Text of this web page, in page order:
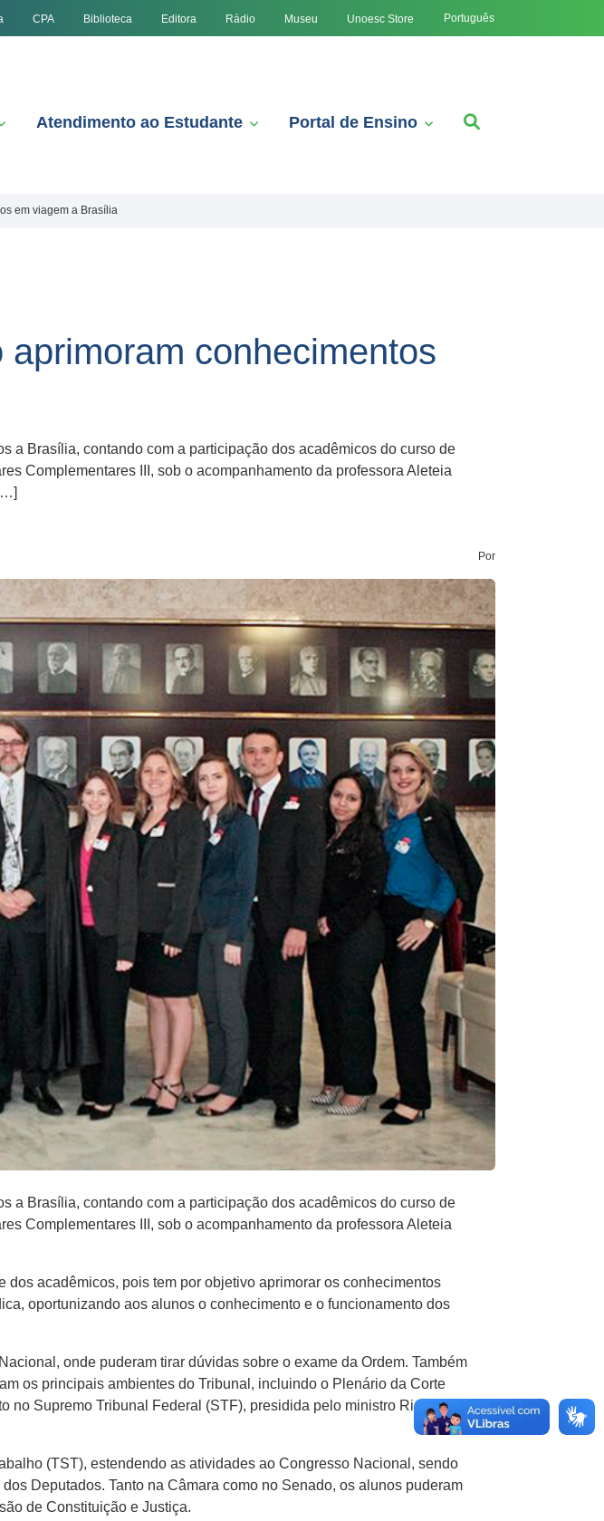
CPA Biblioteca Editora Rádio Museu Unoesc Store Português
Atendimento ao Estudante Portal de Ensino
em viagem a Brasília
conhecimentos
a Brasília, contando com a participação dos acadêmicos do curso de
Complementares III, sob o acompanhamento da professora Aleteia
Por
a Brasília, contando com a participação dos acadêmicos do curso de
Complementares III, sob o acompanhamento da professora Aleteia
acadêmicos, pois tem por objetivo aprimorar os conhecimentos
oportunizando aos alunos o conhecimento e o funcionamento dos
onde puderam tirar dúvidas sobre o exame da Ordem. Também
os principais ambientes do Tribunal, incluindo o Plenário da Corte
no Supremo Tribunal Federal (STF), presidida pelo ministro Ricardo
(TST), estendendo as atividades ao Congresso Nacional, sendo
Deputados. Tanto na Câmara como no Senado, os alunos puderam
de Constituição e Justiça.